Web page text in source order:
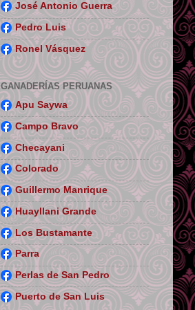
José Antonio Guerra
Pedro Luis
Ronel Vásquez
GANADERÍAS PERUANAS
Apu Saywa
Campo Bravo
Checayani
Colorado
Guillermo Manrique
Huayllani Grande
Los Bustamante
Parra
Perlas de San Pedro
Puerto de San Luis